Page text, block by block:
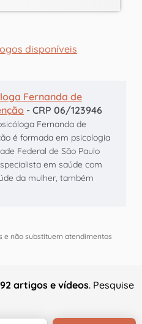
disponíveis
Fernanda de
- CRP 06/123946
Fernanda de
é formada em psicologia
Federal de São Paulo
em saúde com
da mulher, também
e não substituem atendimentos
artigos e vídeos. Pesquise